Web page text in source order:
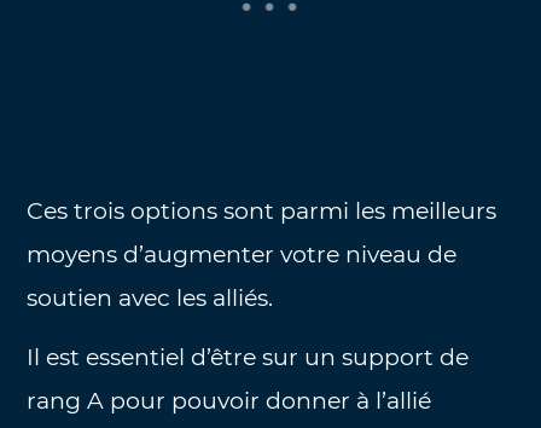
Ces trois options sont parmi les meilleurs
moyens d’augmenter votre niveau de
soutien avec les alliés.
Il est essentiel d’être sur un support de
rang A pour pouvoir donner à l’allié